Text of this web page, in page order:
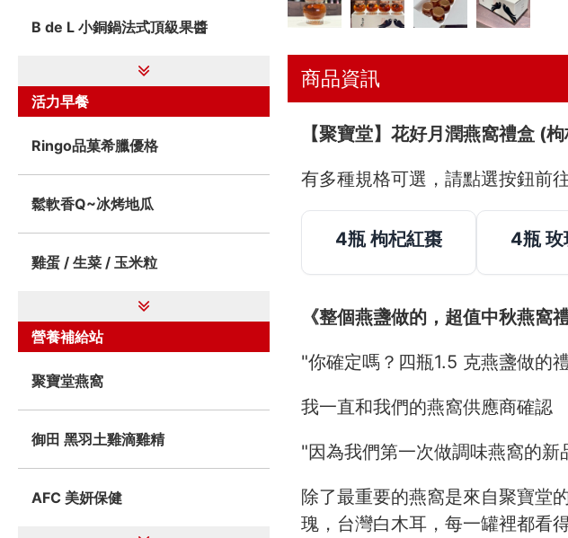
商品資訊
【聚寶堂】花好月潤燕窩禮盒 (
有多種規格可選，請點選按鈕前往
4瓶 枸杞紅棗 4瓶 玫
《整個燕盞做的，超值中秋燕窩
"你確定嗎？四瓶1.5 克燕盞做的
我一直和我們的燕窩供應商確認
"因為我們第一次做調味燕窩的
除了最重要的燕窩是來自聚寶堂
瑰，台灣白木耳，每一罐裡都看
B de L 小銅鍋法式頂級果醬
活力早餐
Ringo品菓希臘優格
鬆軟香Q~冰烤地瓜
雞蛋 / 生菜 / 玉米粒
營養補給站
聚寶堂燕窩
御田 黑羽土雞滴雞精
AFC 美妍保健